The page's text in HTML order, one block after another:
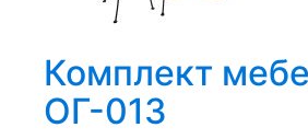
Комплект
ОГ-013